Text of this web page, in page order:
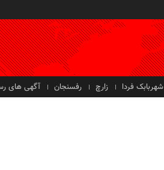
شهربابک فردا زارچ رفسنجان آگهی های